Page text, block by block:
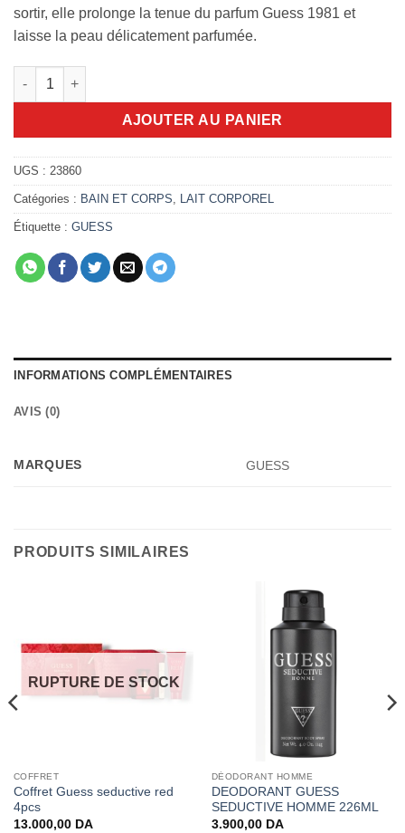
sortir, elle prolonge la tenue du parfum Guess 1981 et
laisse la peau délicatement parfumée.
quantité de Lait corps Guess 1981 200ml
AJOUTER AU PANIER
UGS : 23860
Catégories : BAIN ET CORPS LAIT CORPOREL
Étiquette : GUESS
INFORMATIONS COMPLÉMENTAIRES
AVIS (0)
MARQUES GUESS
PRODUITS SIMILAIRES
RUPTURE DE STOCK
COFFRET
Coffret Guess seductive red
4pcs
13.000,00 DA
DÉODORANT HOMME
DEODORANT GUESS
SEDUCTIVE HOMME 226ML
3.900,00 DA